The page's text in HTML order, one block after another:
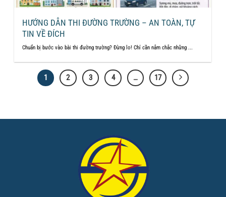
HƯỚNG DẪN THI ĐƯỜNG TRƯỜNG – AN TOÀN, TỰ
TIN VỀ ĐÍCH
Chuẩn bị bước vào bài thi đường trường? Đừng lo! Chỉ cần nắm chắc những ...
1 2 3 4 … 17